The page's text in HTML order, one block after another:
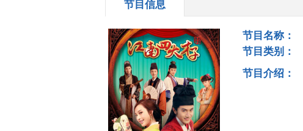
节目信息
节目名称：
节目类别：
节目介绍：